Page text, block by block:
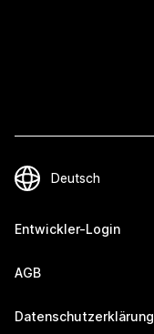
Entwickler-Login
AGB
Datenschutzerklärung